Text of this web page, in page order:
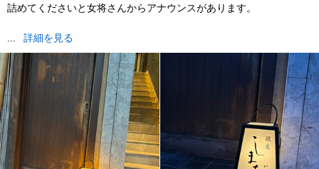
詰めてくださいと女将さんからアナウンスがあります。
... 詳細を見る